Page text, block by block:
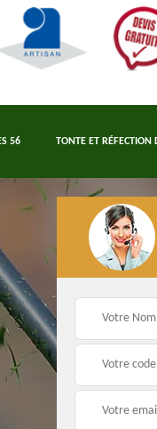
56 TONTE ET RÉFECTION
haie 56